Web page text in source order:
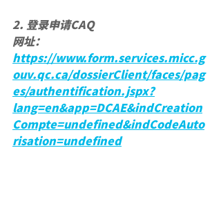
2. 登录申请CAQ
网址：
https://www.form.services.micc.g
ouv.qc.ca/dossierClient/faces/pag
es/authentification.jspx?
lang=en&app=DCAE&indCreation
Compte=undefined&indCodeAuto
risation=undefined